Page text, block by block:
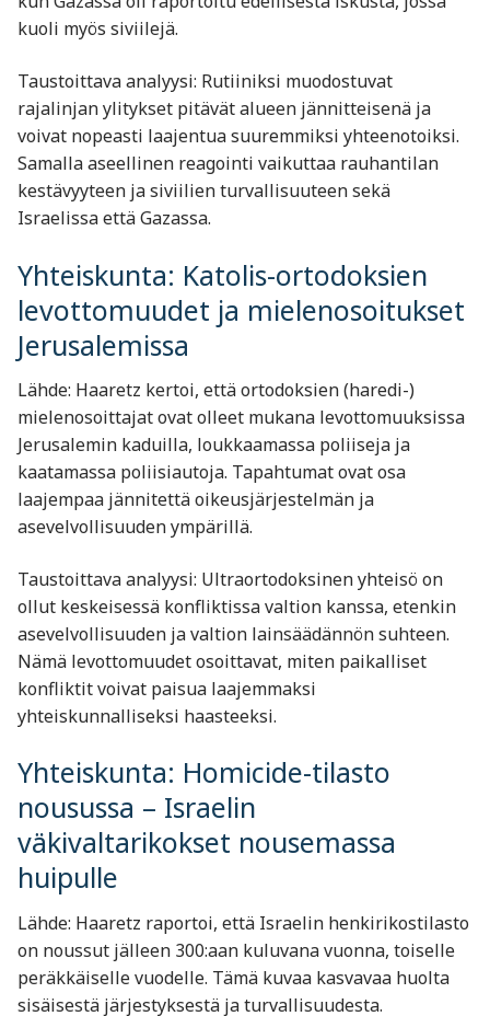
kuoli myös siviilejä.
Taustoittava analyysi: Rutiiniksi muodostuvat
rajalinjan ylitykset pitävät alueen jännitteisenä ja
voivat nopeasti laajentua suuremmiksi yhteenotoiksi.
Samalla aseellinen reagointi vaikuttaa rauhantilan
kestävyyteen ja siviilien turvallisuuteen sekä
Israelissa että Gazassa.
Yhteiskunta: Katolis-ortodoksien
levottomuudet ja mielenosoitukset
Jerusalemissa
Lähde: Haaretz kertoi, että ortodoksien (haredi-)
mielenosoittajat ovat olleet mukana levottomuuksissa
Jerusalemin kaduilla, loukkaamassa poliiseja ja
kaatamassa poliisiautoja. Tapahtumat ovat osa
laajempaa jännitettä oikeusjärjestelmän ja
asevelvollisuuden ympärillä.
Taustoittava analyysi: Ultraortodoksinen yhteisö on
ollut keskeisessä konfliktissa valtion kanssa, etenkin
asevelvollisuuden ja valtion lainsäädännön suhteen.
Nämä levottomuudet osoittavat, miten paikalliset
konfliktit voivat paisua laajemmaksi
yhteiskunnalliseksi haasteeksi.
Yhteiskunta: Homicide-tilasto
nousussa – Israelin
väkivaltarikokset nousemassa
huipulle
Lähde: Haaretz raportoi, että Israelin henkirikostilasto
on noussut jälleen 300:aan kuluvana vuonna, toiselle
peräkkäiselle vuodelle. Tämä kuvaa kasvavaa huolta
sisäisestä järjestyksestä ja turvallisuudesta.